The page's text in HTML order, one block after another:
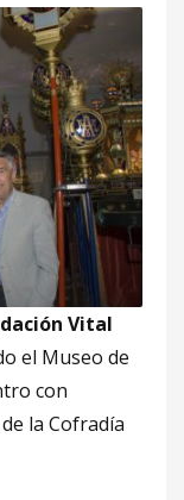
Vital
el Museo de
con
la Cofradía